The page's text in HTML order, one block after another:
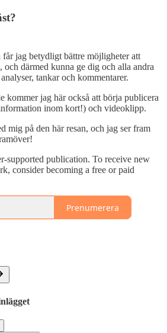
jag betydligt bättre möjligheter att
därmed kunna ge dig och alla andra
tankar och kommentarer.
kommer jag här också att börja publicera
inom kort!) och videoklipp.
mig på den här resan, och jag ser fram
supported publication. To receive new
consider becoming a free or paid
Prenumerera